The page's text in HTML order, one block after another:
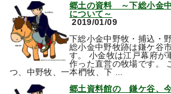
郷土の資料 ～下総小金
について～
2019/01/09
下総小金中野牧・捕込・
総小金中野牧跡は鎌ケ谷
す。 小金牧は江戸幕府が
作った直営の牧場です。
つ、中野牧、一本椚牧、下 ...
郷土資料館の 鎌ケ谷、